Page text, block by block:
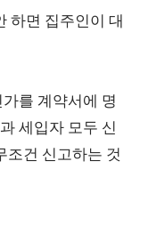
하면 집주인이 대
를 계약서에 명
세입자 모두 신
조건 신고하는 것